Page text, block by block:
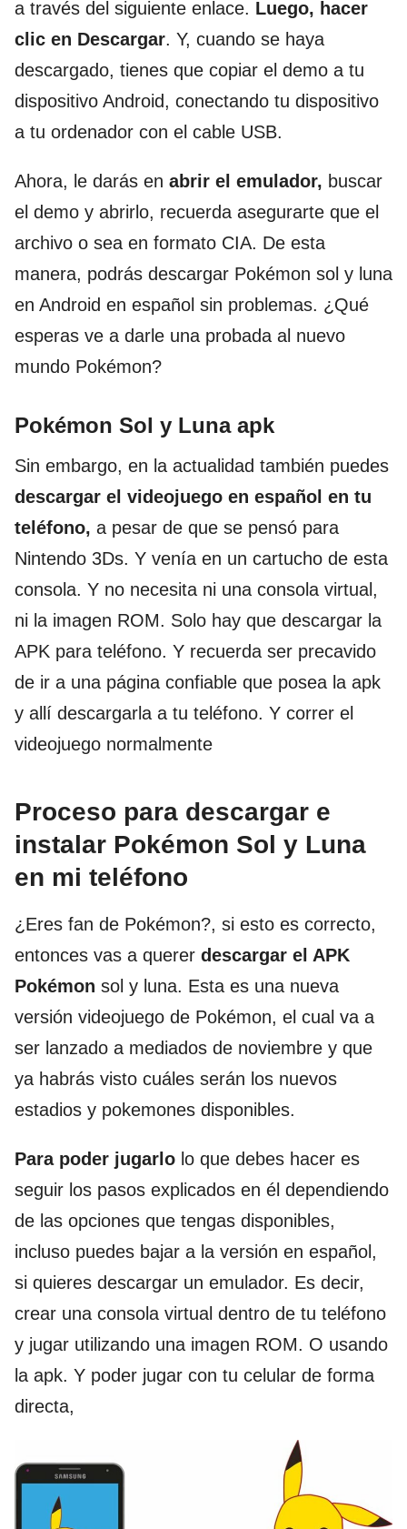
a través del siguiente enlace. Luego, hacer
clic en Descargar. Y, cuando se haya
descargado, tienes que copiar el demo a tu
dispositivo Android, conectando tu dispositivo
a tu ordenador con el cable USB.
Ahora, le darás en abrir el emulador, buscar
el demo y abrirlo, recuerda asegurarte que el
archivo o sea en formato CIA. De esta
manera, podrás descargar Pokémon sol y luna
en Android en español sin problemas. ¿Qué
esperas ve a darle una probada al nuevo
mundo Pokémon?
Pokémon Sol y Luna apk
Sin embargo, en la actualidad también puedes
descargar el videojuego en español en tu
teléfono, a pesar de que se pensó para
Nintendo 3Ds. Y venía en un cartucho de esta
consola. Y no necesita ni una consola virtual,
ni la imagen ROM. Solo hay que descargar la
APK para teléfono. Y recuerda ser precavido
de ir a una página confiable que posea la apk
y allí descargarla a tu teléfono. Y correr el
videojuego normalmente
Proceso para descargar e
instalar Pokémon Sol y Luna
en mi teléfono
¿Eres fan de Pokémon?, si esto es correcto,
entonces vas a querer descargar el APK
Pokémon sol y luna. Esta es una nueva
versión videojuego de Pokémon, el cual va a
ser lanzado a mediados de noviembre y que
ya habrás visto cuáles serán los nuevos
estadios y pokemones disponibles.
Para poder jugarlo lo que debes hacer es
seguir los pasos explicados en él dependiendo
de las opciones que tengas disponibles,
incluso puedes bajar a la versión en español,
si quieres descargar un emulador. Es decir,
crear una consola virtual dentro de tu teléfono
y jugar utilizando una imagen ROM. O usando
la apk. Y poder jugar con tu celular de forma
directa,